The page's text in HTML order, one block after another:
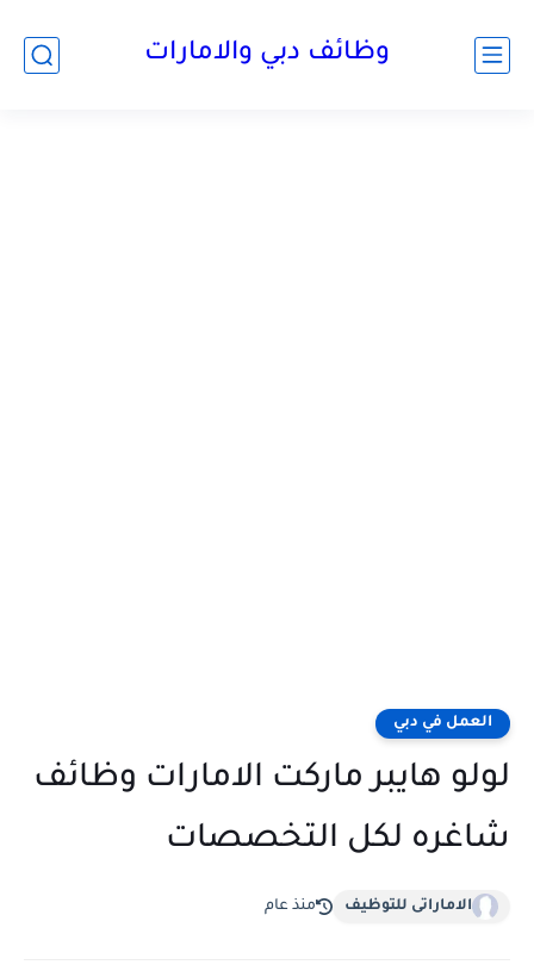
وظائف دبي والامارات
العمل في دبي
لولو هايبر ماركت الامارات وظائف
شاغره لكل التخصصات
الاماراتى للتوظيف منذ عام